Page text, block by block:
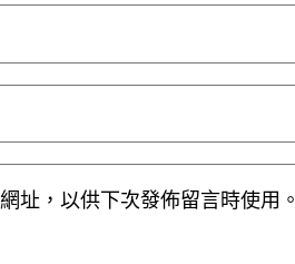
址，以供下次發佈留言時使用。